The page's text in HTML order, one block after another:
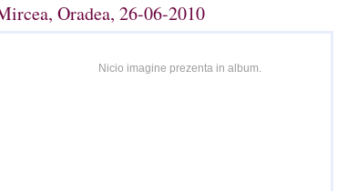
Oradea, 26-06-2010
Nicio imagine prezenta in album.